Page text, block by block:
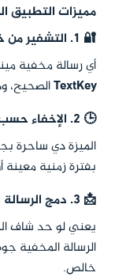
مميزات التطبيق
🔐 1. التشفير من خلال TextKey
أي رسالة مخفية
TextKeyالصحيح،
🕒 2. الإخفاء حسب التاريخ
الميزة دي ساحرة
بفترة زمنية
📩 3. دمج الرسالة المخفية داخل نص عادي
يعني لو حد شاف
الرسالة المخفية
خالص.